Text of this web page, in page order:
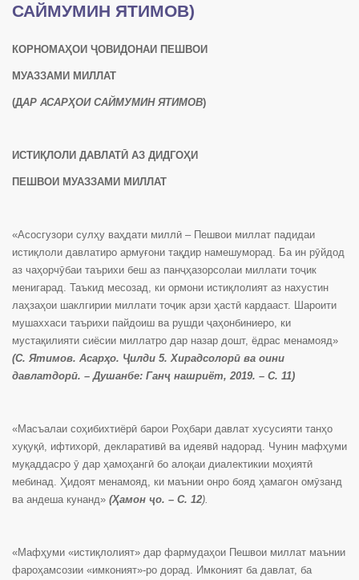
САЙМУМИН ЯТИМОВ)
КОРНОМАҲОИ ҶОВИДОНАИ ПЕШВОИ
МУАЗЗАМИ МИЛЛАТ
(ДАР АСАРҲОИ САЙМУМИН ЯТИМОВ)
ИСТИҚЛОЛИ ДАВЛАТӢ АЗ ДИДГОҲИ
ПЕШВОИ МУАЗЗАМИ МИЛЛАТ
«Асосгузори сулҳу ваҳдати миллӣ – Пешвои миллат падидаи
истиқлоли давлатиро армуғони тақдир намешуморад. Ба ин рӯйдод
аз чаҳорчӯбаи таърихи беш аз панҷҳазорсолаи миллати тоҷик
менигарад. Таъкид месозад, ки ормони истиқлолият аз нахустин
лаҳзаҳои шаклгирии миллати тоҷик арзи ҳастӣ кардааст. Шароити
мушаххаси таърихи пайдоиш ва рушди ҷаҳонбиниеро, ки
мустақилияти сиёсии миллатро дар назар дошт, ёдрас менамояд»
(С. Ятимов. Асарҳо. Ҷилди 5. Хирадсолорӣ ва оини
давлатдорӣ. – Душанбе: Ганҷ нашриёт, 2019. – С. 11)
«Масъалаи соҳибихтиёрӣ барои Роҳбари давлат хусусияти танҳо
хуқуқӣ, ифтихорӣ, декларативӣ ва идеявӣ надорад. Чунин мафҳуми
муқаддасро ӯ дар ҳамоҳангӣ бо алоқаи диалектикии моҳиятӣ
мебинад. Ҳидоят менамояд, ки маънии онро бояд ҳамагон омӯзанд
ва андеша кунанд» (Ҳамон ҷо. – С. 12).
«Мафҳуми «истиқлолият» дар фармудаҳои Пешвои миллат маънии
фароҳамсозии «имконият»-ро дорад. Имконият ба давлат, ба